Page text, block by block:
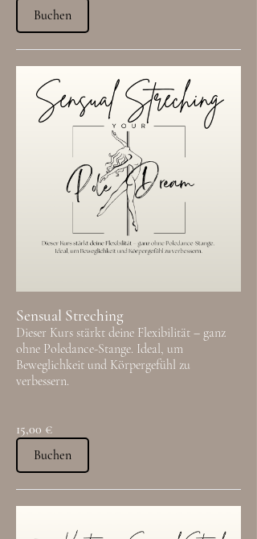
Buchen
Sensual Streching
Dieser Kurs stärkt deine Flexibilität – ganz
ohne Poledance-Stange. Ideal, um
Beweglichkeit und Körpergefühl zu
verbessern.
15,00 €
Buchen